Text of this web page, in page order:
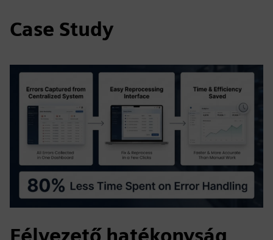
Case Study
Félvezető hatékonyság